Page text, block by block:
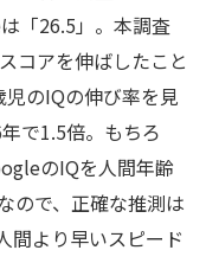
「26.5」。本調査
コアを伸ばしたこと
のIQの伸び率を見
で1.5倍。もちろ
のIQを人間年齢
ので、正確な推測は
間より早いスピード